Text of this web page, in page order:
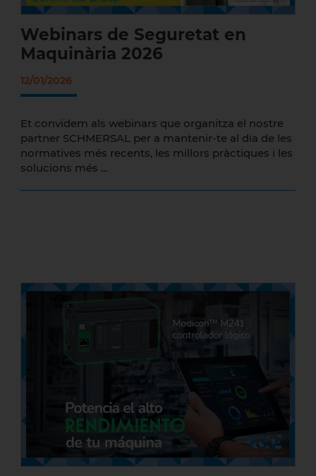
Webinars de Seguretat en
Maquinària 2026
12/01/2026
Et convidem als webinars que organitza el nostre
partner SCHMERSAL per a mantenir-te al dia de les
normatives més recents, les millors pràctiques i les
solucions més ...
Optimitza els processos industrials amb
el controlador lògic Modicon M241